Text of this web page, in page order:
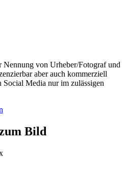
Nennung von Urheber/Fotograf und
aber auch kommerziell
Media nur im zulässigen
Bild